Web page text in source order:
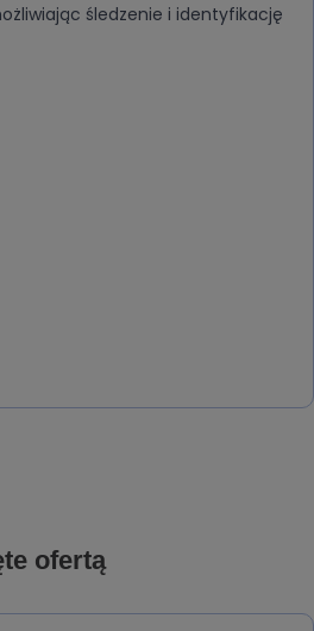
śledzenie i identyfikację
ofertą